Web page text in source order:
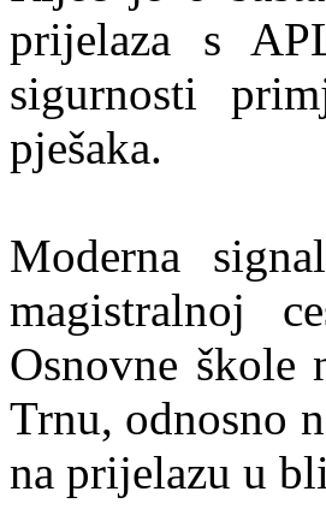
prijelaza s
sigurnosti
pješaka.
Moderna
magistralnoj
Osnovne škole
Trnu, odnosno
na prijelazu u